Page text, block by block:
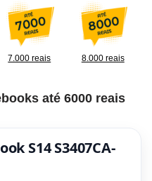
7.000 reais 8.000 reais
até 6000 reais
S14 S3407CA-